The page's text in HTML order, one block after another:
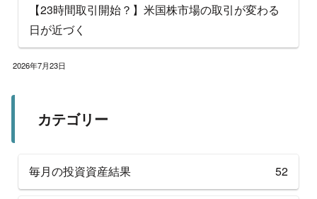
【23時間取引開始？】米国株市場の取引が変わる
日が近づく
2026年7月23日
カテゴリー
毎月の投資資産結果 52